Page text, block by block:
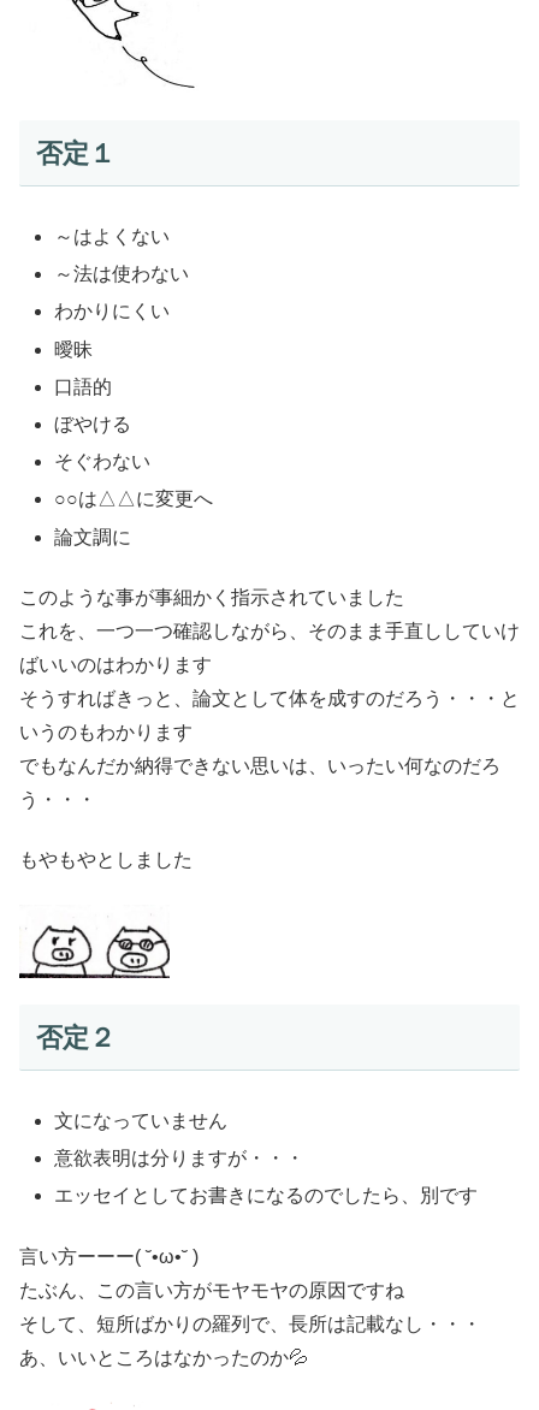
否定１
～はよくない
～法は使わない
わかりにくい
曖昧
口語的
ぼやける
そぐわない
○○は△△に変更へ
論文調に
このような事が事細かく指示されていました
これを、一つ一つ確認しながら、そのまま手直ししていけ
ばいいのはわかります
そうすればきっと、論文として体を成すのだろう・・・と
いうのもわかります
でもなんだか納得できない思いは、いったい何なのだろ
う・・・
もやもやとしました
否定２
文になっていません
意欲表明は分りますが・・・
エッセイとしてお書きになるのでしたら、別です
言い方ーーー( ˘•ω•˘ )
たぶん、この言い方がモヤモヤの原因ですね
そして、短所ばかりの羅列で、長所は記載なし・・・
あ、いいところはなかったのか💦